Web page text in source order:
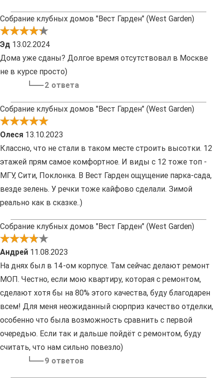
Собрание клубных домов "Вест Гарден" (West Garden)
Эд 13.02.2024
Дома уже сданы? Долгое время отсутствовал в Москве
не в курсе просто)
2 ответа
Собрание клубных домов "Вест Гарден" (West Garden)
Олеся 13.10.2023
Классно, что не стали в таком месте строить высотки. 12
этажей прям самое комфортное. И виды с 12 тоже топ -
МГУ, Сити, Поклонка. В Вест Гарден ощущение парка-сада,
везде зелень. У речки тоже кайфово сделали. Зимой
реально как в сказке..)
Собрание клубных домов "Вест Гарден" (West Garden)
Андрей 11.08.2023
На днях был в 14-ом корпусе. Там сейчас делают ремонт
МОП. Честно, если мою квартиру, которая с ремонтом,
сделают хотя бы на 80% этого качества, буду благодарен
всем! Для меня неожиданный сюрприз качество отделки,
особенно что была возможность сравнить с первой
очередью. Если так и дальше пойдёт с ремонтом, буду
считать, что нам сильно повезло)
9 ответов